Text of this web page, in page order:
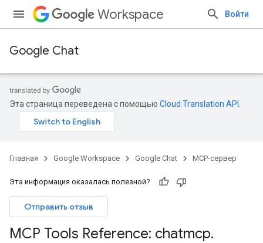
Workspace Войти
Google Chat
Эта страница переведена с помощью Cloud Translation API
Главная Google Workspace Google Chat MCP-сервер
Эта информация оказалась полезной?
Отправить отзыв
MCP Tools Reference: chatmcp.